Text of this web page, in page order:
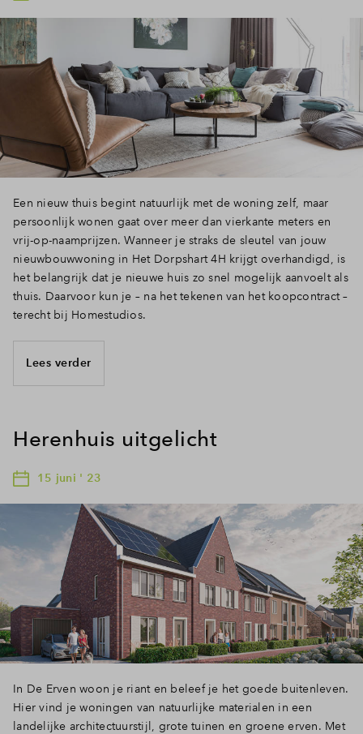
Een nieuw thuis begint natuurlijk met de woning zelf, maar
persoonlijk wonen gaat over meer dan vierkante meters en
vrij-op-naamprijzen. Wanneer je straks de sleutel van jouw
nieuwbouwwoning in Het Dorpshart 4H krijgt overhandigd, is
het belangrijk dat je nieuwe huis zo snel mogelijk aanvoelt als
thuis. Daarvoor kun je – na het tekenen van het koopcontract –
terecht bij Homestudios.
Lees verder
Herenhuis uitgelicht
15 juni ' 23
In De Erven woon je riant en beleef je het goede buitenleven.
Hier vind je woningen van natuurlijke materialen in een
landelijke architectuurstijl, grote tuinen en groene erven. Met